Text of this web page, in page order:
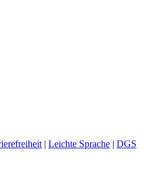
| Leichte Sprache | DGS